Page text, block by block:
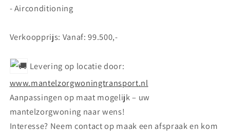
- Airconditioning
Verkoopprijs: Vanaf: 99.500,-
Levering op locatie door:
www.mantelzorgwoningtransport.nl
Aanpassingen op maat mogelijk – uw
mantelzorgwoning naar wens!
Interesse? Neem contact op maak een afspraak en kom